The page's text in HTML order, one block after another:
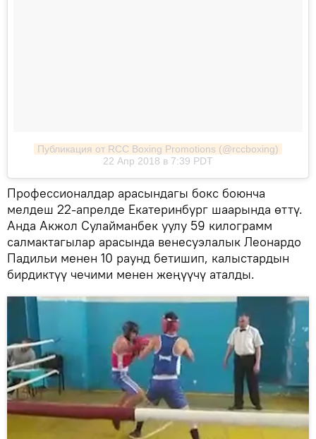
Публикация от RCC Boxing Promotions (@rccboxing)
22 Апр 2018 в 7:39 PDT
Профессионалдар арасындагы бокс боюнча
мелдеш 22-апрелде Екатеринбург шаарында өттү.
Анда Акжол Сулайманбек уулу 59 килограмм
салмактагылар арасында венесуэлалык Леонардо
Падильи менен 10 раунд бетишип, калыстардын
бирдиктүү чечими менен жеңүүчү аталды.